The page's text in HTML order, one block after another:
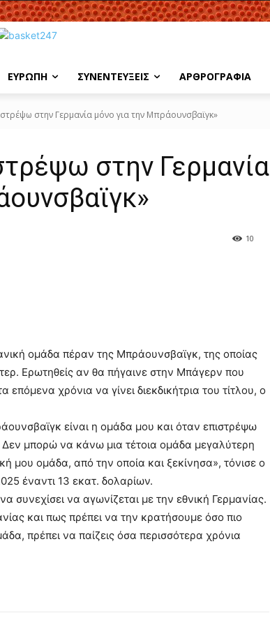
ΕΥΡΩΠΗ ΣΥΝΕΝΤΕΥΞΕΙΣ ΑΡΘΡΟΓΡΑΦΙΑ
στην Γερμανία μόνο για την Μπράουνσβαϊγκ»
στην Γερμανία
10
ομάδα πέραν της Μπράουνσβαϊγκ, της οποίας
Ερωτηθείς αν θα πήγαινε στην Μπάγερν που
επόμενα χρόνια να γίνει διεκδικήτρια του τίτλου, ο
είναι η ομάδα μου και όταν επιστρέψω
μπορώ να κάνω μια τέτοια ομάδα μεγαλύτερη
μου ομάδα, από την οποία και ξεκίνησα», τόνισε ο
έναντι 13 εκατ. δολαρίων.
συνεχίσει να αγωνίζεται με την εθνική Γερμανίας.
και πως πρέπει να την κρατήσουμε όσο πιο
πρέπει να παίζεις όσα περισσότερα χρόνια